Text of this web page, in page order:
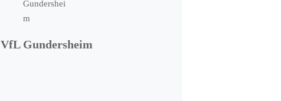
VfL Gundersheim